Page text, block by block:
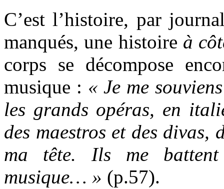
C’est l’histoire, par
manqués, une histoire à
corps se décompose
musique : « Je me
les grands opéras, en
des maestros et des divas,
ma tête. Ils me
musique… » (p.57).